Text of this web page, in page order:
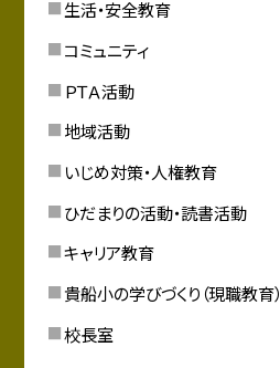
生活・安全教育
コミュニティ
ＰＴＡ活動
地域活動
いじめ対策・人権教育
ひだまりの活動・読書活動
キャリア教育
貴船小の学びづくり（現職教育）
校長室